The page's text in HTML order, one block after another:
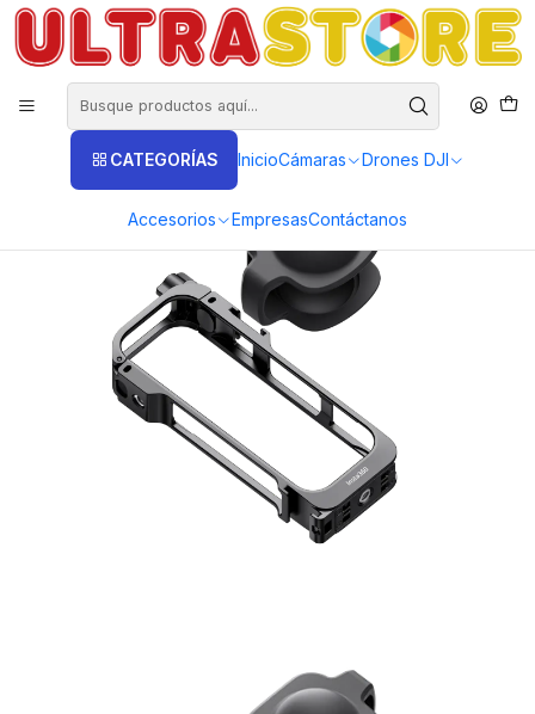
CATEGORÍAS InicioCámaras Drones DJI
Accesorios EmpresasContáctanos
DISTRIBUIDORES EXCLUSIVOS INSTA360, GOPRO, DJI
Inicio Fotografía y Video Cámaras de Acción y Deporte
Cámaras Insta360 Cámara Insta360 X5
Jaula Aluminio original con silicona para Insta360 X5